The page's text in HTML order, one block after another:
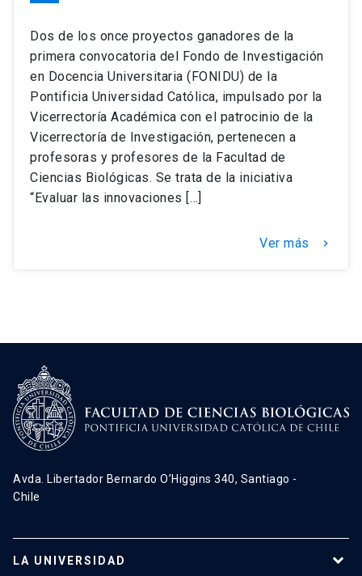
Dos de los once proyectos ganadores de la
primera convocatoria del Fondo de Investigación
en Docencia Universitaria (FONIDU) de la
Pontificia Universidad Católica, impulsado por la
Vicerrectoría Académica con el patrocinio de la
Vicerrectoría de Investigación, pertenecen a
profesoras y profesores de la Facultad de
Ciencias Biológicas. Se trata de la iniciativa
“Evaluar las innovaciones […]
Ver más keyboard_arrow_right
Avda. Libertador Bernardo O’Higgins 340, Santiago -
Chile
LA UNIVERSIDAD